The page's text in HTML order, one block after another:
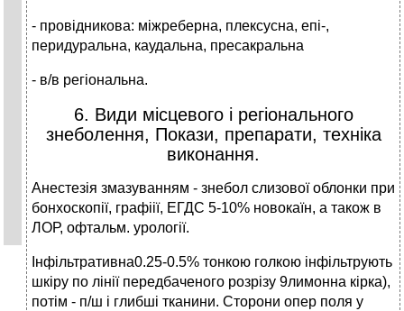
- провідникова: міжреберна, плексусна, епі-,
перидуральна, каудальна, пресакральна
- в/в регіональна.
6. Види місцевого і регіонального
знеболення, Покази, препарати, техніка
виконання.
Анестезія змазуванням - знебол слизової облонки при
бонхоскопії, графіії, ЕГДС 5-10% новокаїн, а також в
ЛОР, офтальм. урології.
Інфільтративна0.25-0.5% тонкою голкою інфільтрують
шкіру по лінії передбаченого розрізу 9лимонна кірка),
потім - п/ш і глибші тканини. Сторони опер поля у